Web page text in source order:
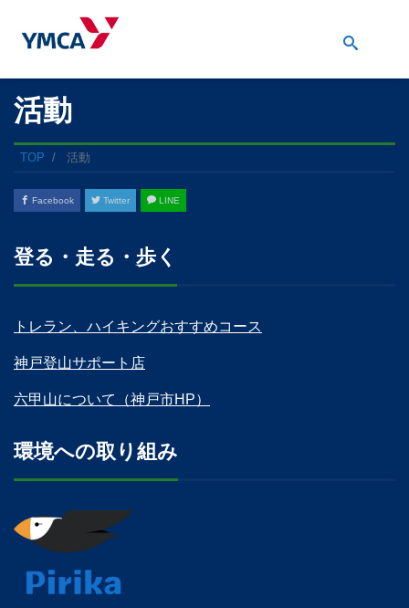
活動
TOP 活動
Facebook Twitter LINE
登る・走る・歩く
トレラン、ハイキングおすすめコース
神戸登山サポート店
六甲山について（神戸市HP）
環境への取り組み